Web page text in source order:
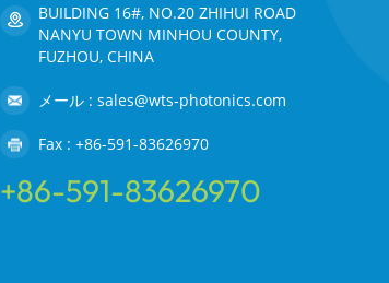
BUILDING 16#, NO.20 ZHIHUI ROAD
NANYU TOWN MINHOU COUNTY,
FUZHOU, CHINA
メール : sales@wts-photonics.com
Fax : +86-591-83626970
+86-591-83626970